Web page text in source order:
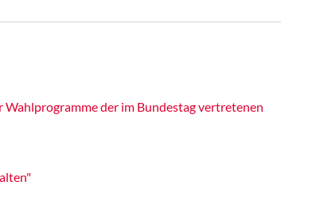
Wahlprogramme der im Bundestag vertretenen